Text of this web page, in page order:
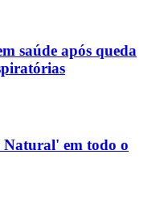
saúde após queda
em todo o